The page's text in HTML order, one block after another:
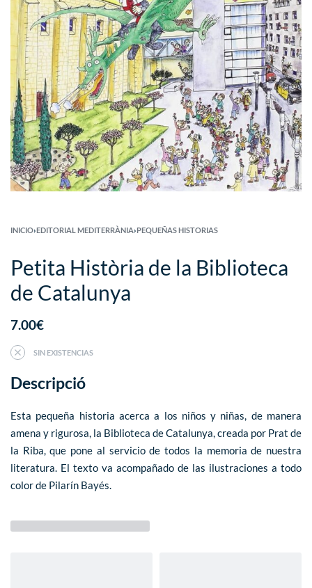
INICIO›EDITORIAL MEDITERRÀNIA›PEQUEÑAS HISTORIAS
Petita Història de la Biblioteca
de Catalunya
7.00€
SIN EXISTENCIAS
Descripció
Esta pequeña historia acerca a los niños y niñas, de manera
amena y rigurosa, la Biblioteca de Catalunya, creada por Prat de
la Riba, que pone al servicio de todos la memoria de nuestra
literatura. El texto va acompañado de las ilustraciones a todo
color de Pilarín Bayés.